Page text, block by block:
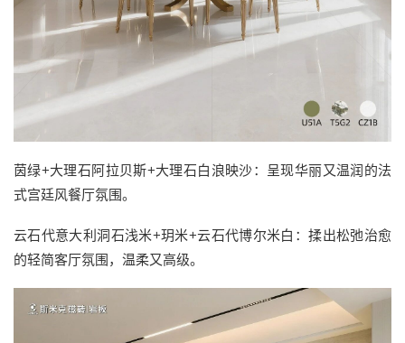
茵绿+大理石阿拉贝斯+大理石白浪映沙：呈现华丽又温润的法
式宫廷风餐厅氛围。
云石代意大利洞石浅米+玥米+云石代博尔米白：揉出松弛治愈
的轻简客厅氛围，温柔又高级。